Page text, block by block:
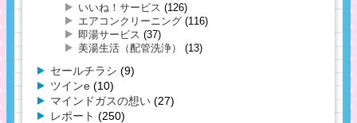
いいね！サービス (126)
エアコンクリーニング (116)
即湯サービス (37)
美湯生活（配管洗浄）
(13)
セールチラシ (9)
ツインe (10)
マインドガスの想い (27)
レポート (250)